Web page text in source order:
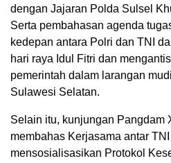
dengan Jajaran Polda Sulsel
Serta pembahasan agenda
kedepan antara Polri dan TNI
hari raya Idul Fitri dan
pemerintah dalam larangan
Sulawesi Selatan.
Selain itu, kunjungan Pangdam
membahas Kerjasama antar
mensosialisasikan Protokol